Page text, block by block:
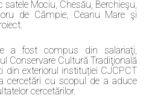
satele Mociu, Chesău, Berchieşu,
de Câmpie, Ceanu Mare şi
a fost compus din salariaţi,
Conservare Cultură Tradiţională
din exteriorul instituției CJCPCT
cercetări cu scopul de a aduce
cercetărilor.